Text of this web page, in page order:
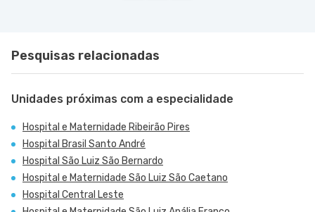
Pesquisas relacionadas
Unidades próximas com a especialidade
Hospital e Maternidade Ribeirão Pires
Hospital Brasil Santo André
Hospital São Luiz São Bernardo
Hospital e Maternidade São Luiz São Caetano
Hospital Central Leste